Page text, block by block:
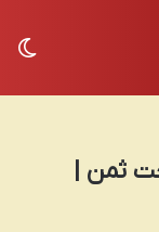
ثمن |